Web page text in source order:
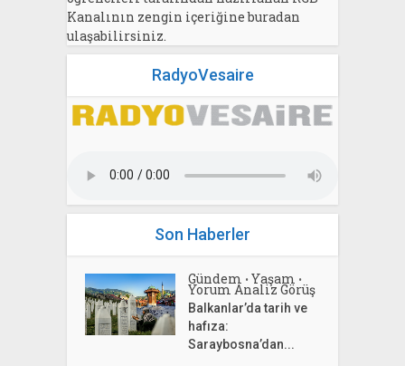
Kanalının zengin içeriğine buradan
ulaşabilirsiniz.
RadyoVesaire
Son Haberler
Gündem • Yaşam •
Yorum Analiz Görüş
Balkanlar’da tarih ve
hafıza:
Saraybosna’dan...